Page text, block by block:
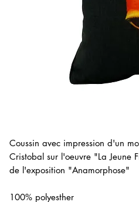
Coussin avec impression d'un
Cristobal sur l'oeuvre "La Jeune
de l'exposition "Anamorphose"
100% polyesther